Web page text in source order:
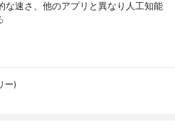
な速さ、他のアプリと異なり人工知能
ー)